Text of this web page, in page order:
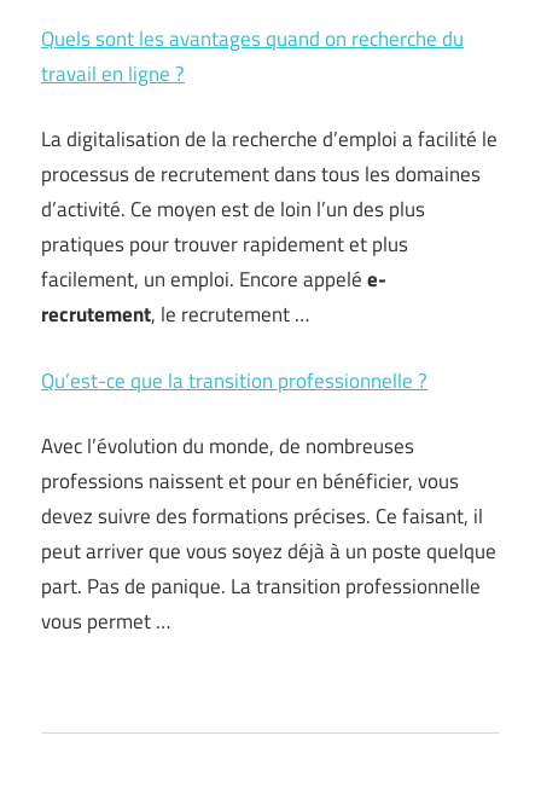
Quels sont les avantages quand on recherche du
travail en ligne ?
La digitalisation de la recherche d’emploi a facilité le
processus de recrutement dans tous les domaines
d’activité. Ce moyen est de loin l’un des plus
pratiques pour trouver rapidement et plus
facilement, un emploi. Encore appelée-
recrutement, le recrutement …
Qu’est-ce que la transition professionnelle ?
Avec l’évolution du monde, de nombreuses
professions naissent et pour en bénéficier, vous
devez suivre des formations précises. Ce faisant, il
peut arriver que vous soyez déjà à un poste quelque
part. Pas de panique. La transition professionnelle
vous permet …